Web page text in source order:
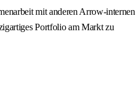
mit anderen Arrow-internen
Portfolio am Markt zu